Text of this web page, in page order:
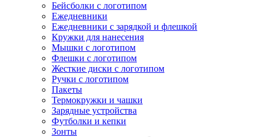
Бейсболки с логотипом
Ежедневники
Ежедневники с зарядкой и флешкой
Кружки для нанесения
Мышки с логотипом
Флешки с логотипом
Жесткие диски с логотипом
Ручки с логотипом
Пакеты
Термокружки и чашки
Зарядные устройства
Футболки и кепки
Зонты